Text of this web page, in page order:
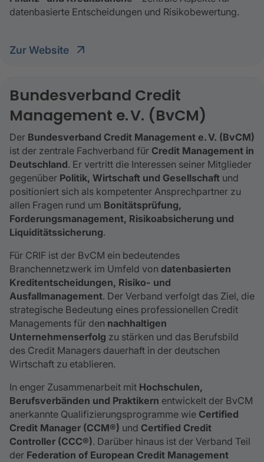
datenbasierte Entscheidungen und Risikobewertung.
Zur Website
Bundesverband Credit
Management e. V. (BvCM)
Der Bundesverband Credit Management e. V. (BvCM)
ist der zentrale Fachverband für Credit Management in
Deutschland. Er vertritt die Interessen seiner Mitglieder
gegenüber Politik, Wirtschaft und Gesellschaft und
positioniert sich als kompetenter Ansprechpartner zu
allen Fragen rund um Bonitätsprüfung,
Forderungsmanagement, Risikoabsicherung und
Liquiditätssicherung.
Für CRIF ist der BvCM ein bedeutendes
Branchennetzwerk im Umfeld von datenbasierten
Kreditentscheidungen, Risiko- und
Ausfallmanagement. Der Verband verfolgt das Ziel, die
strategische Bedeutung eines professionellen Credit
Managements für den nachhaltigen
Unternehmenserfolg zu stärken und das Berufsbild
des Credit Managers dauerhaft in der deutschen
Wirtschaft zu etablieren.
In enger Zusammenarbeit mit Hochschulen,
Berufsverbänden und Praktikern entwickelt der BvCM
anerkannte Qualifizierungsprogramme wie Certified
Credit Manager (CCM®) und Certified Credit
Controller (CCC®). Darüber hinaus ist der Verband Teil
der Federation of European Credit Management